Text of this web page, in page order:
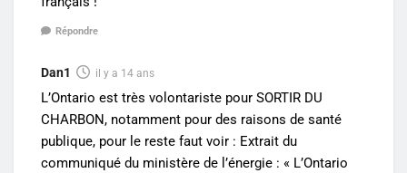
Répondre
Dan1 il y a 14 ans
L’Ontario est très volontariste pour SORTIR DU
CHARBON, notamment pour des raisons de santé
publique, pour le reste faut voir : Extrait du
communiqué du ministère de l’énergie : « L’Ontario